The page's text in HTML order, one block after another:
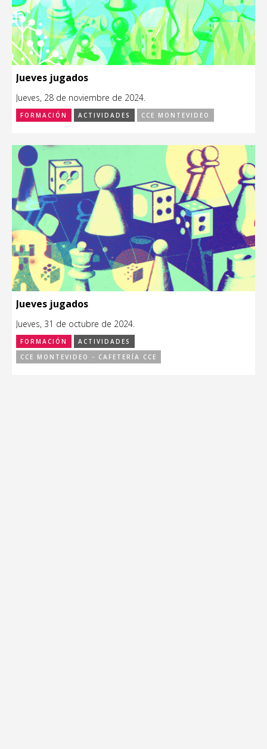
Jueves jugados
Jueves, 28 de noviembre de 2024.
FORMACIÓN ACTIVIDADES CCE MONTEVIDEO
Jueves jugados
Jueves, 31 de octubre de 2024.
FORMACIÓN
ACTIVIDADES
CCE MONTEVIDEO - CAFETERÍA CCE